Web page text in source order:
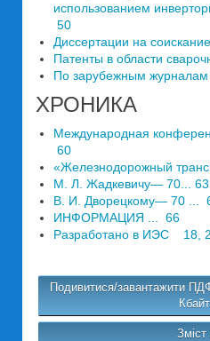
использованием
50
Диссертации на
Патенты в области
По зарубежным
ХРОНИКА
Международная
60
«Железнодорожный
М. Л. Жадкевичу— 70... 63
B. И. Дворецкому— 70 ...
ИНФОРМАЦИЯ ... 66
Разработано в ИЭС 18,
Подивитися/завантажити